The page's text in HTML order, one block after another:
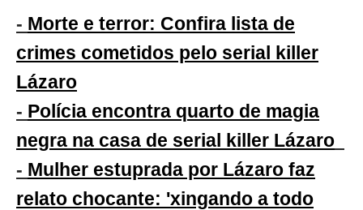
- Morte e terror: Confira lista de
crimes cometidos pelo serial killer
Lázaro
- Polícia encontra quarto de magia
negra na casa de serial killer Lázaro
- Mulher estuprada por Lázaro faz
relato chocante: 'xingando a todo